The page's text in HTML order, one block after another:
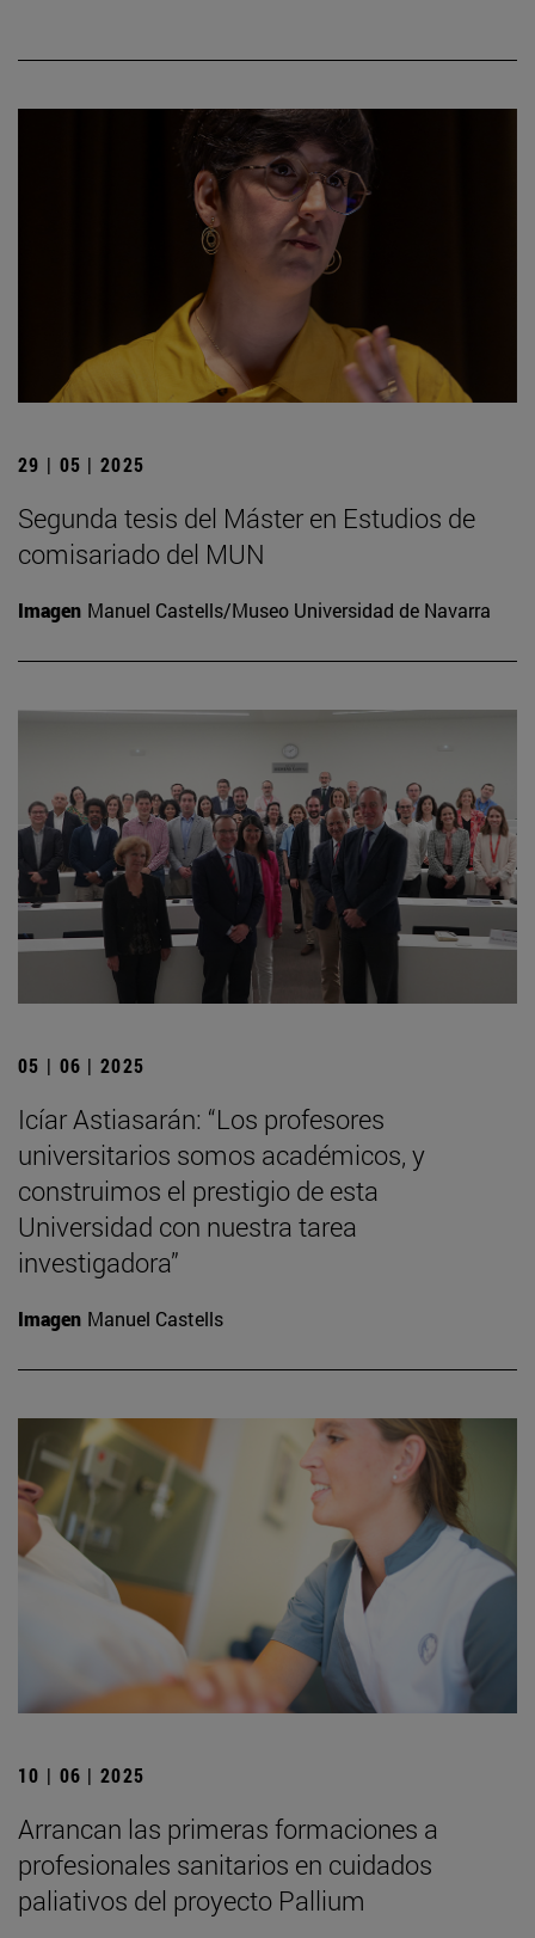
29 | 05 | 2025
Segunda tesis del Máster en Estudios de
comisariado del MUN
Imagen Manuel Castells/Museo Universidad de Navarra
05 | 06 | 2025
Icíar Astiasarán: “Los profesores
universitarios somos académicos, y
construimos el prestigio de esta
Universidad con nuestra tarea
investigadora”
Imagen Manuel Castells
10 | 06 | 2025
Arrancan las primeras formaciones a
profesionales sanitarios en cuidados
paliativos del proyecto Pallium